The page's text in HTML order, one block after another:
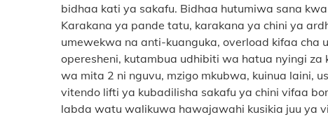
bidhaa kati ya sakafu. Bidhaa hutumiwa sana
Karakana ya pande tatu, karakana ya chini ya
umewekwa na anti-kuanguka, overload kifaa cha
operesheni, kutambua udhibiti wa hatua nyingi
wa mita 2 ni nguvu, mzigo mkubwa, kuinua laini,
vitendo lifti ya kubadilisha sakafu ya chini vifaa
labda watu walikuwa hawajawahi kusikia juu ya